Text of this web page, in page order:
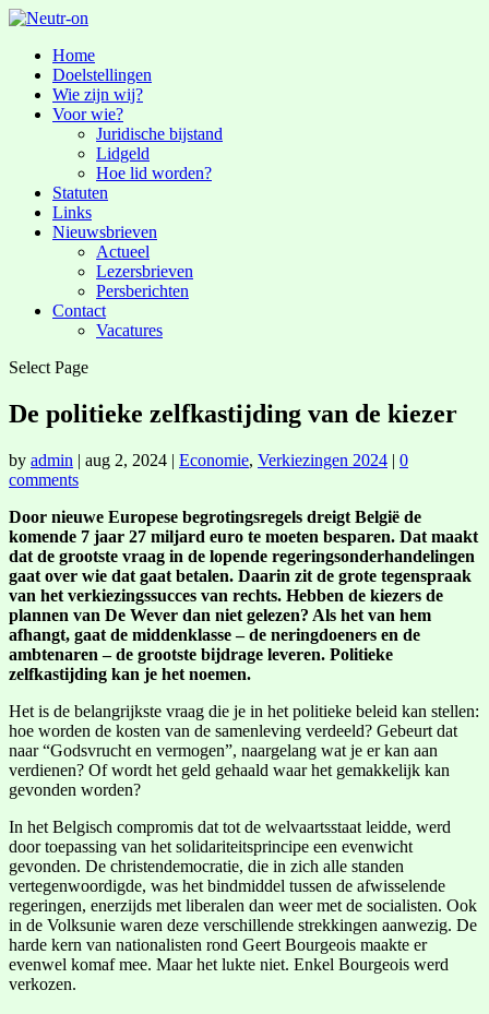
Home
Doelstellingen
Wie zijn wij?
Voor wie?
Juridische bijstand
Lidgeld
Hoe lid worden?
Statuten
Links
Nieuwsbrieven
Actueel
Lezersbrieven
Persberichten
Contact
Vacatures
Select Page
De politieke zelfkastijding van de kiezer
by admin | aug 2, 2024 | Economie, Verkiezingen 2024 | 0
comments
Door nieuwe Europese begrotingsregels dreigt België de
komende 7 jaar 27 miljard euro te moeten besparen. Dat maakt
dat de grootste vraag in de lopende regeringsonderhandelingen
gaat over wie dat gaat betalen. Daarin zit de grote tegenspraak
van het verkiezingssucces van rechts. Hebben de kiezers de
plannen van De Wever dan niet gelezen? Als het van hem
afhangt, gaat de middenklasse – de neringdoeners en de
ambtenaren – de grootste bijdrage leveren. Politieke
zelfkastijding kan je het noemen.
Het is de belangrijkste vraag die je in het politieke beleid kan stellen:
hoe worden de kosten van de samenleving verdeeld? Gebeurt dat
naar “Godsvrucht en vermogen”, naargelang wat je er kan aan
verdienen? Of wordt het geld gehaald waar het gemakkelijk kan
gevonden worden?
In het Belgisch compromis dat tot de welvaartsstaat leidde, werd
door toepassing van het solidariteitsprincipe een evenwicht
gevonden. De christendemocratie, die in zich alle standen
vertegenwoordigde, was het bindmiddel tussen de afwisselende
regeringen, enerzijds met liberalen dan weer met de socialisten. Ook
in de Volksunie waren deze verschillende strekkingen aanwezig. De
harde kern van nationalisten rond Geert Bourgeois maakte er
evenwel komaf mee. Maar het lukte niet. Enkel Bourgeois werd
verkozen.